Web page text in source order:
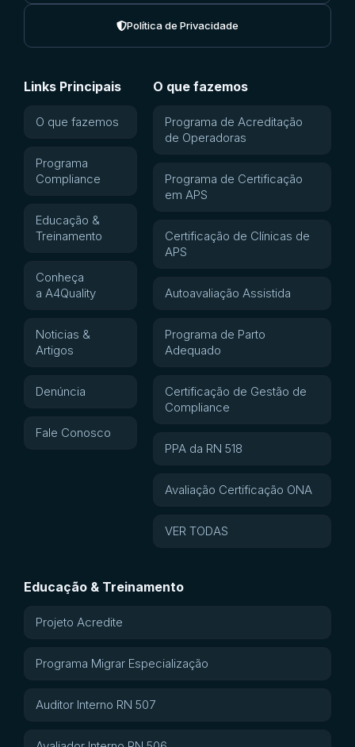
Política de Privacidade
Links Principais
O que fazemos
Programa
Compliance
Educação &
Treinamento
Conheça
a A4Quality
Noticias &
Artigos
Denúncia
Fale Conosco
O que fazemos
Programa de Acreditação
de Operadoras
Programa de Certificação
em APS
Certificação de Clínicas de
APS
Autoavaliação Assistida
Programa de Parto
Adequado
Certificação de Gestão de
Compliance
PPA da RN 518
Avaliação Certificação ONA
VER TODAS
Educação & Treinamento
Projeto Acredite
Programa Migrar Especialização
Auditor Interno RN 507